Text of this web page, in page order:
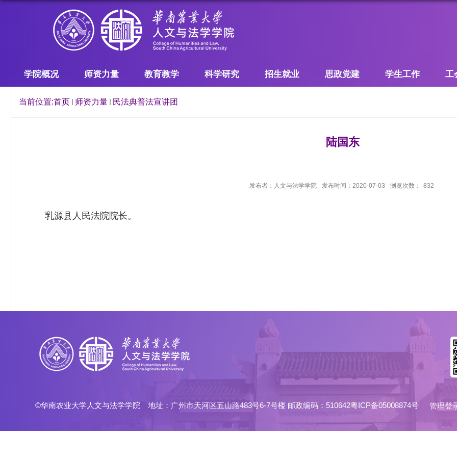
学院概况 师资力量 教育教学 科学研究 招生就业 思政党建 学生工作 工
当前位置:首页 师资力量 民法典普法宣讲团
陆国东
发布者：人文与法学学院 发布时间：2020-07-03 浏览次数： 832
乳源县人民法院院长。
©华南农业大学人文与法学学院 地址：广州市天河区五山路483号6-7号楼 邮政编码：510642粤ICP备05008874号 管理登